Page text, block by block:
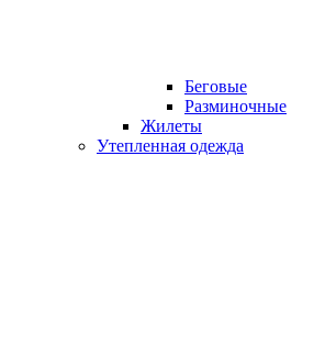
Беговые
Разминочные
Жилеты
Утепленная одежда